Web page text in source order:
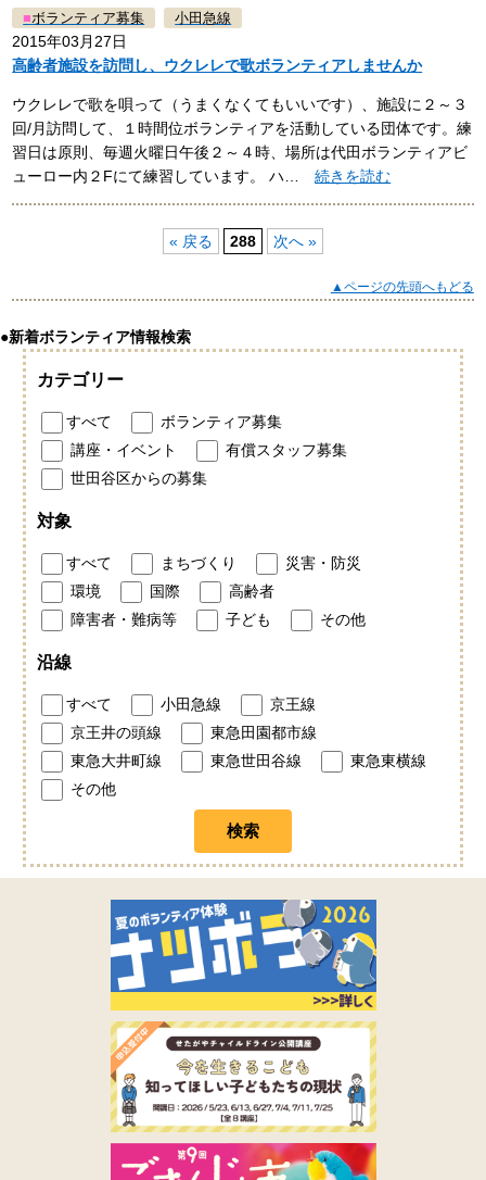
■ボランティア募集 小田急線
2015年03月27日
高齢者施設を訪問し、ウクレレで歌ボランティアしませんか
ウクレレで歌を唄って（うまくなくてもいいです）、施設に２～３
回/月訪問して、１時間位ボランティアを活動している団体です。練
習日は原則、毎週火曜日午後２～４時、場所は代田ボランティアビ
ューロー内２Fにて練習しています。 ハ…続きを読む
« 戻る 288 次へ »
▲ページの先頭へもどる
●新着ボランティア情報検索
カテゴリー
すべて
ボランティア募集
講座・イベント
有償スタッフ募集
世田谷区からの募集
対象
すべて まちづくり
災害・防災
環境
国際
高齢者
障害者・難病等
子ども その他
沿線
すべて 小田急線
京王線
京王井の頭線
東急田園都市線
東急大井町線
東急世田谷線
東急東横線
その他